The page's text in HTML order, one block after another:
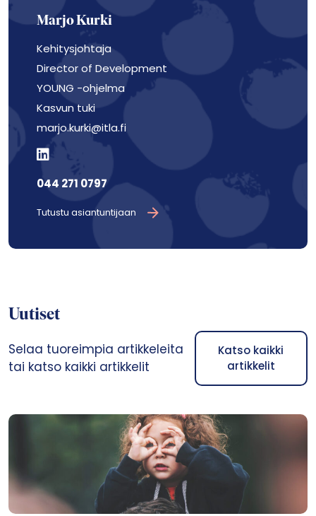
Marjo Kurki
Kehitysjohtaja
Director of Development
YOUNG -ohjelma
Kasvun tuki
marjo.kurki@itla.fi
044 271 0797
Tutustu asiantuntijaan
Uutiset
Selaa tuoreimpia artikkeleita
tai katso kaikki artikkelit
Katso kaikki
artikkelit